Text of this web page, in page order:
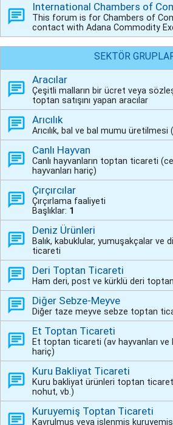
International Chambers of
This forum is for Chambers of
contact with Adana Commodity
SEKTÖR
Aracılar
Çeşitli malların bir ücret veya
toptan satışını yapan aracılar
Arıcılık
Arıcılık, bal ve bal mumu üretilmesi
Canlı Hayvan
Canlı hayvanların toptan ticareti
hayvanları hariç)
Çırçırcılar
Çırçırlama faaliyeti
Başlıklar: 1
Deniz Ürünleri
Balık, kabuklular, yumuşakçalar ve
ticareti
Deri Toptan Ticareti
Ham deri, post ve kürklü deri
Diğer Sebze-Meyve
Diğer taze meyve sebze toptan
Et Toptan Ticareti
Et toptan ticareti (av hayvanları ve
hariç)
Kuru Bakliyat Ticareti
Kuru bakliyat ürünleri toptan
nohut, vb.)
Kuruyemiş Toptan Ticareti
Kavrulmuş veya işlenmiş